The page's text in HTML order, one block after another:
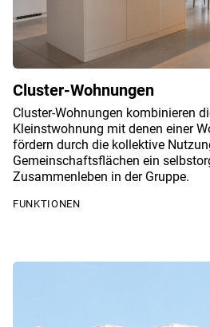
Cluster-Wohnungen
Cluster-Wohnungen kombinieren
Kleinstwohnung mit denen einer
fördern durch die kollektive
Gemeinschaftsflächen ein
Zusammenleben in der Gruppe.
FUNKTIONEN